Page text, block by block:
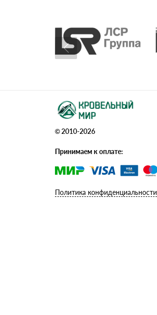
© 2010-2026
Принимаем к оплате:
Политика конфиденциальности